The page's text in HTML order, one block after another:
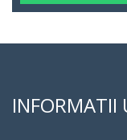
INFORMATII